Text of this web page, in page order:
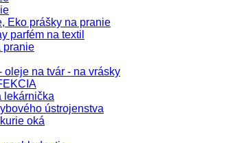
Eko prášky na pranie
parfém na textil
pranie
oleje na tvár - na vrásky
lekárnička
ústrojenstva
oká